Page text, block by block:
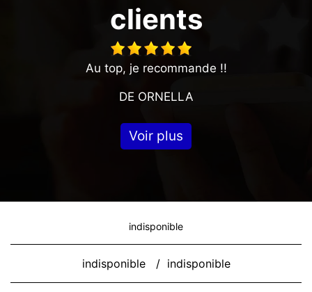
clients
Au top, je recommande !!
DE ORNELLA
Voir plus
indisponible
indisponible / indisponible